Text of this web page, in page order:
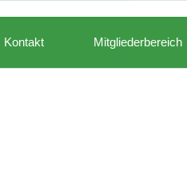
Kontakt Mitgliederbereich